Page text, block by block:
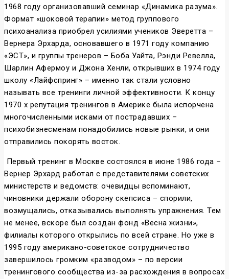
1968 году организовавший семинар «Динамика разума».
Формат «шоковой терапии» метод группового
психоанализа приобрел усилиями учеников Эверетта –
Вернера Эрхарда, основавшего в 1971 году компанию
«ЭСТ», и группы тренеров – Боба Уайта, Рэнди Ревелла,
Шарлин Афермоу и Джона Хенли, открывших в 1974 году
школу «Лайфспринг» – именно так стали условно
называть все тренинги личной эффективности. К концу
1970 х репутация тренингов в Америке была испорчена
многочисленными исками от пострадавших –
психобизнесменам понадобились новые рынки, и они
отправились покорять восток.
Первый тренинг в Москве состоялся в июне 1986 года –
Вернер Эрхард работал с представителями советских
министерств и ведомств: очевидцы вспоминают,
чиновники держали оборону скепсиса – спорили,
возмущались, отказывались выполнять упражнения. Тем
не менее, вскоре был создан фонд «Весна жизни»,
филиалы которого открылись по всей стране. Но уже в
1995 году американо-советское сотрудничество
завершилось громким «разводом» – по версии
тренингового сообщества из-за расхождения в вопросах